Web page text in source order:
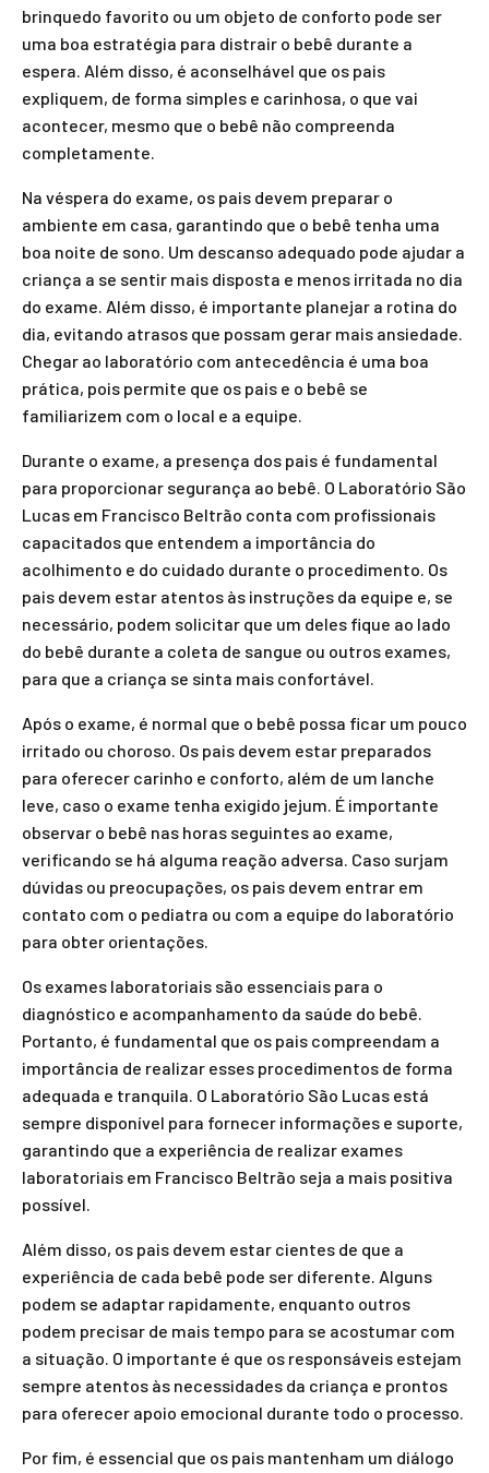
brinquedo favorito ou um objeto de conforto pode ser
uma boa estratégia para distrair o bebê durante a
espera. Além disso, é aconselhável que os pais
expliquem, de forma simples e carinhosa, o que vai
acontecer, mesmo que o bebê não compreenda
completamente.
Na véspera do exame, os pais devem preparar o
ambiente em casa, garantindo que o bebê tenha uma
boa noite de sono. Um descanso adequado pode ajudar a
criança a se sentir mais disposta e menos irritada no dia
do exame. Além disso, é importante planejar a rotina do
dia, evitando atrasos que possam gerar mais ansiedade.
Chegar ao laboratório com antecedência é uma boa
prática, pois permite que os pais e o bebê se
familiarizem com o local e a equipe.
Durante o exame, a presença dos pais é fundamental
para proporcionar segurança ao bebê. O Laboratório São
Lucas em Francisco Beltrão conta com profissionais
capacitados que entendem a importância do
acolhimento e do cuidado durante o procedimento. Os
pais devem estar atentos às instruções da equipe e, se
necessário, podem solicitar que um deles fique ao lado
do bebê durante a coleta de sangue ou outros exames,
para que a criança se sinta mais confortável.
Após o exame, é normal que o bebê possa ficar um pouco
irritado ou choroso. Os pais devem estar preparados
para oferecer carinho e conforto, além de um lanche
leve, caso o exame tenha exigido jejum. É importante
observar o bebê nas horas seguintes ao exame,
verificando se há alguma reação adversa. Caso surjam
dúvidas ou preocupações, os pais devem entrar em
contato com o pediatra ou com a equipe do laboratório
para obter orientações.
Os exames laboratoriais são essenciais para o
diagnóstico e acompanhamento da saúde do bebê.
Portanto, é fundamental que os pais compreendam a
importância de realizar esses procedimentos de forma
adequada e tranquila. O Laboratório São Lucas está
sempre disponível para fornecer informações e suporte,
garantindo que a experiência de realizar exames
laboratoriais em Francisco Beltrão seja a mais positiva
possível.
Além disso, os pais devem estar cientes de que a
experiência de cada bebê pode ser diferente. Alguns
podem se adaptar rapidamente, enquanto outros
podem precisar de mais tempo para se acostumar com
a situação. O importante é que os responsáveis estejam
sempre atentos às necessidades da criança e prontos
para oferecer apoio emocional durante todo o processo.
Por fim, é essencial que os pais mantenham um diálogo